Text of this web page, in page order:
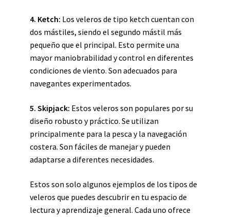
4. Ketch: Los veleros de tipo ketch cuentan con
dos mástiles, siendo el segundo mástil más
pequeño que el principal. Esto permite una
mayor maniobrabilidad y control en diferentes
condiciones de viento. Son adecuados para
navegantes experimentados.
5. Skipjack: Estos veleros son populares por su
diseño robusto y práctico. Se utilizan
principalmente para la pesca y la navegación
costera. Son fáciles de manejar y pueden
adaptarse a diferentes necesidades.
Estos son solo algunos ejemplos de los tipos de
veleros que puedes descubrir en tu espacio de
lectura y aprendizaje general. Cada uno ofrece